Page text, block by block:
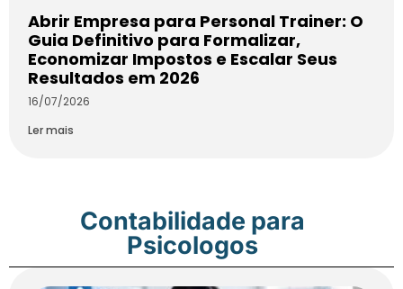
Abrir Empresa para Personal Trainer: O
Guia Definitivo para Formalizar,
Economizar Impostos e Escalar Seus
Resultados em 2026
16/07/2026
Ler mais
Contabilidade para
Psicologos